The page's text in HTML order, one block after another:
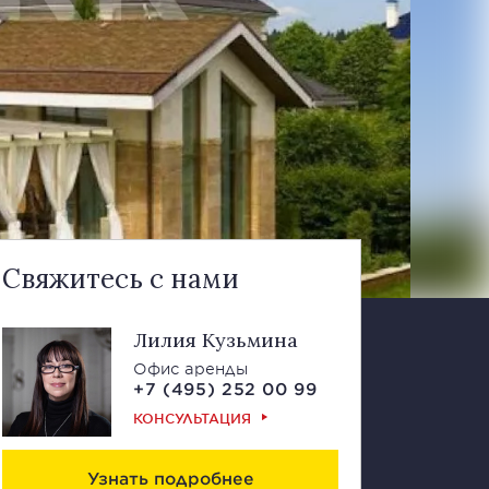
Свяжитесь с нами
Лилия Кузьмина
Офис аренды
+7 (495) 252 00 99
КОНСУЛЬТАЦИЯ
Узнать подробнее